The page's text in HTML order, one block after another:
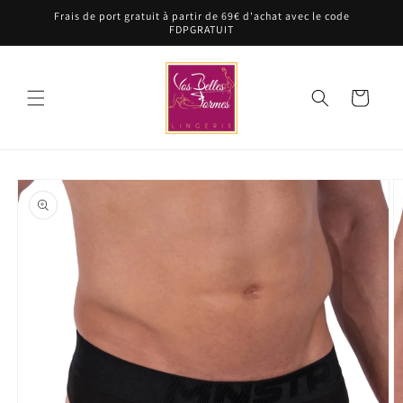
passerFrais de port gratuit à partir de 69€ d'achat avec le code
FDPGRATUIT
Panier
Passer aux
informations
produits